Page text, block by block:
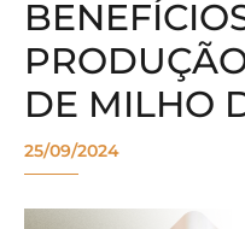
DE MILHO
25/09/2024